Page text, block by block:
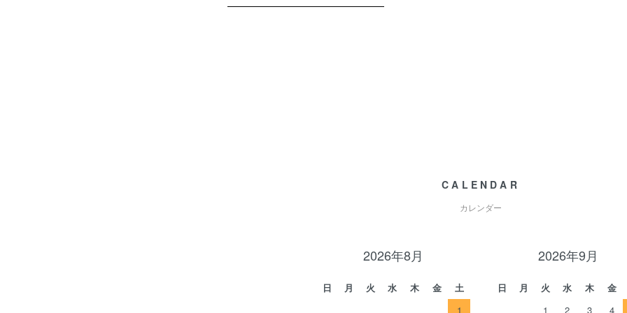
CALENDAR
カレンダー
2026年8月
日 月 火 水 木 金
土
1
2026年9月
日 月 火 水 木
金
1
2 3 4